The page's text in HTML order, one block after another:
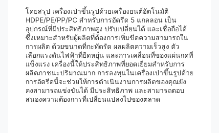
โดยสรุป เครื่องเป่าขึ้นรูปด้วยเครื่องยนต์อัตโนมัติ
HDPE/PE/PP/PC สำหรับการอัดรีด 5 แกลลอน เป็น
อุปกรณ์ที่มีประสิทธิภาพสูง ปรับเปลี่ยนได้ และเชื่อถือได้
ซึ่งเหมาะสำหรับผู้ผลิตที่ต้องการเพิ่มขีดความสามารถใน
การผลิต ด้วยขนาดที่กะทัดรัด ผลผลิตความเร็วสูง ตัว
เลือกแรงดันไฟฟ้าที่ยืดหยุ่น และการเคลื่อนที่ของแผ่นกดที่
แข็งแรง เครื่องนี้ให้ประสิทธิภาพที่ยอดเยี่ยมสำหรับการ
ผลิตภาชนะปริมาณมาก การลงทุนในเครื่องเป่าขึ้นรูปด้วย
การอัดรีดนี้จะช่วยให้การดำเนินงานการผลิตของคุณยัง
คงสามารถแข่งขันได้ มีประสิทธิภาพ และสามารถตอบ
สนองความต้องการที่เปลี่ยนแปลงไปของตลาด